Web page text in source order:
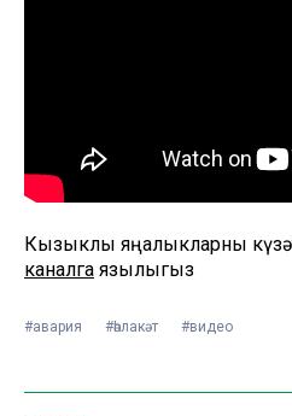
Кызыклы яңалыкларны
каналга язылыгыз
#авария #һәлакәт #видео